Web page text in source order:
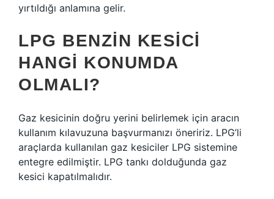
yırtıldığı anlamına gelir.
LPG BENZIN KESICI
HANGI KONUMDA
OLMALI?
Gaz kesicinin doğru yerini belirlemek için aracın
kullanım kılavuzuna başvurmanızı öneririz. LPG’li
araçlarda kullanılan gaz kesiciler LPG sistemine
entegre edilmiştir. LPG tankı dolduğunda gaz
kesici kapatılmalıdır.